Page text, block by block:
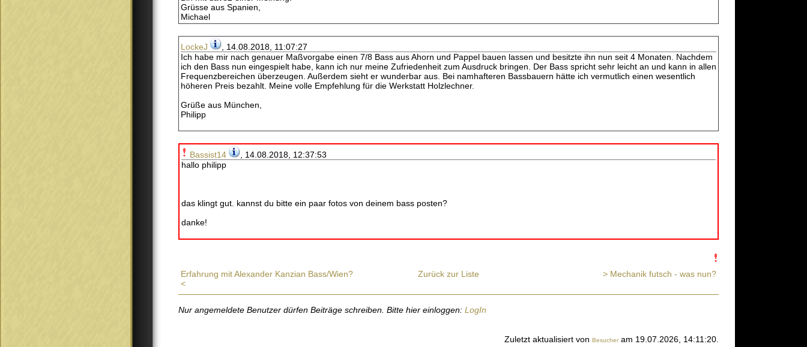
Grüsse aus Spanien,
Michael
LockeJ
, 14.08.2018, 11:07:27
Ich habe mir nach genauer Maßvorgabe einen 7/8 Bass aus Ahorn und Pappel bauen lassen und besitzte ihn nun seit 4 Monaten. Nachdem
ich den Bass nun eingespielt habe, kann ich nur meine Zufriedenheit zum Ausdruck bringen. Der Bass spricht sehr leicht an und kann in allen
Frequenzbereichen überzeugen. Außerdem sieht er wunderbar aus. Bei namhafteren Bassbauern hätte ich vermutlich einen wesentlich
höheren Preis bezahlt. Meine volle Empfehlung für die Werkstatt Holzlechner.
Grüße aus München,
Philipp
Bassist14
, 14.08.2018, 12:37:53
hallo philipp
das klingt gut. kannst du bitte ein paar fotos von deinem bass posten?
danke!
Erfahrung mit Alexander Kanzian Bass/Wien?
<
Zurück zur Liste > Mechanik futsch - was nun?
Nur angemeldete Benutzer dürfen Beiträge schreiben. Bitte hier einloggen: LogIn
Zuletzt aktualisiert von Besucheram 19.07.2026, 14:11:20.